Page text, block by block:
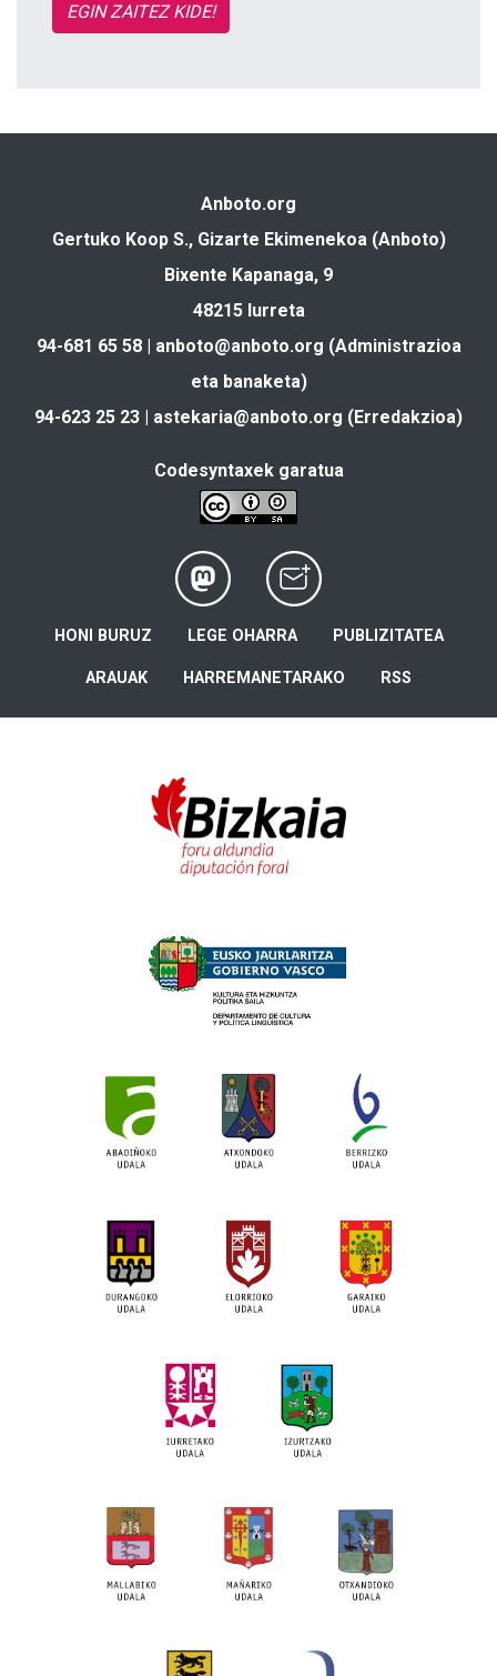
EGIN ZAITEZ KIDE!
Anboto.org
Gertuko Koop S., Gizarte Ekimenekoa (Anboto)
Bixente Kapanaga, 9
48215 Iurreta
94-681 65 58 | anboto@anboto.org (Administrazioa
eta banaketa)
94-623 25 23 | astekaria@anboto.org (Erredakzioa)
Codesyntaxek garatua
HONI BURUZ LEGE OHARRA PUBLIZITATEA
ARAUAK HARREMANETARAKO RSS